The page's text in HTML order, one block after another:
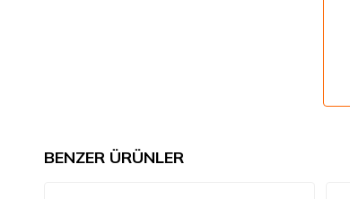
BENZER ÜRÜNLER